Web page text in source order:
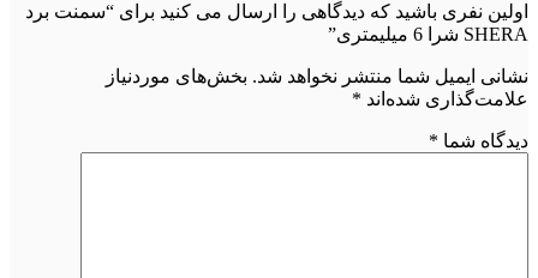
اولین نفری باشید که دیدگاهی را ارسال می کنید برای “سمنت برد
SHERA شرا 6 میلیمتری”
نشانی ایمیل شما منتشر نخواهد شد. بخش‌های موردنیاز
علامت‌گذاری شده‌اند *
دیدگاه شما *